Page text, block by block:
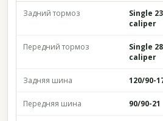
Задний тормоз
Single
caliper
Передний тормоз
Single
caliper
Задняя шина 120/90-
Передняя шина 90/90-21